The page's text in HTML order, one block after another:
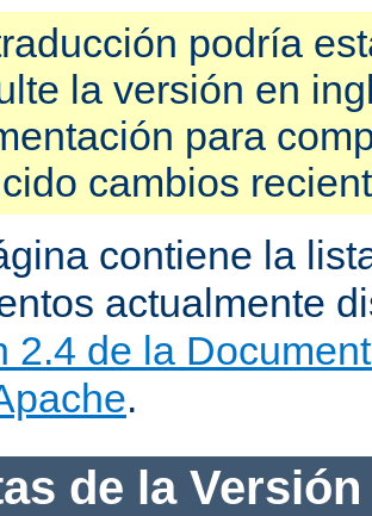
podría
la versión en
para
cambios
contiene la
actualmente
2.4 de la
.
de la Versión